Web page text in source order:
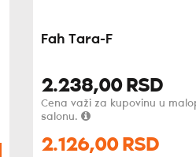
Fah Tara-F
2.238,00 RSD
Cena važi za kupovinu u
salonu.
2.126,00 RSD